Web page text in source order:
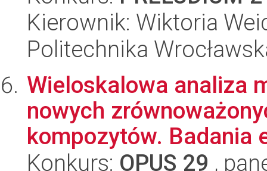
Kierownik: Wiktoria
Politechnika
Wieloskalowa analiza
nowych
kompozytów. Badania
Konkurs: OPUS 29 ,